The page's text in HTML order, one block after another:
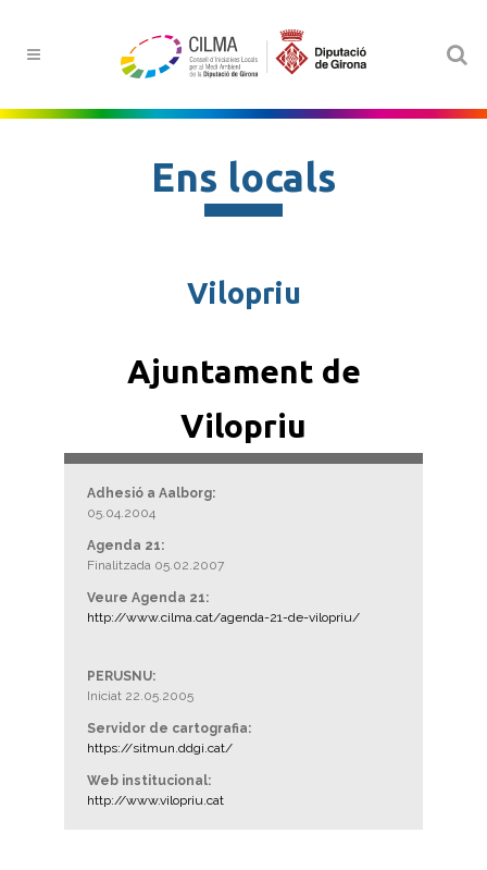
Ens locals
Vilopriu
Ajuntament de
Vilopriu
Adhesió a Aalborg:
05.04.2004
Agenda 21:
Finalitzada 05.02.2007
Veure Agenda 21:
http://www.cilma.cat/agenda-21-de-vilopriu/
PERUSNU:
Iniciat 22.05.2005
Servidor de cartografia:
https://sitmun.ddgi.cat/
Web institucional:
http://www.vilopriu.cat